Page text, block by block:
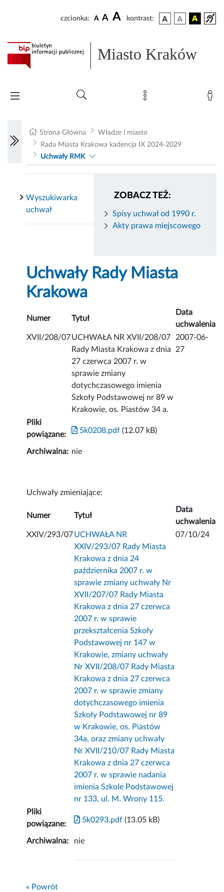
czcionka: A A A kontrast:
Miasto Kraków
Strona Główna
Władze i miasto
Rada Miasta Krakowa kadencja IX 2024-2029
Uchwały RMK
ZOBACZ TEŻ:
Spisy uchwał od 1990 r.
Akty prawa miejscowego
Wyszukiwarka
uchwał
Uchwały Rady Miasta
Krakowa
Numer Tytuł
Data
uchwalenia
XVII/208/07UCHWAŁA NR XVII/208/07
Rady Miasta Krakowa z dnia
27 czerwca 2007 r. w
sprawie zmiany
dotychczasowego imienia
Szkoły Podstawowej nr 89 w
Krakowie, os. Piastów 34 a.
2007-06-
27
Pliki
powiązane:
5k0208.pdf (12.07 kB)
Archiwalna: nie
Uchwały zmieniające:
Numer Tytuł
Data
uchwalenia
XXIV/293/07UCHWAŁA NR
XXIV/293/07 Rady Miasta
Krakowa z dnia 24
października 2007 r. w
sprawie zmiany uchwały Nr
XVII/207/07 Rady Miasta
Krakowa z dnia 27 czerwca
2007 r. w sprawie
przekształcenia Szkoły
Podstawowej nr 147 w
Krakowie, zmiany uchwały
Nr XVII/208/07 Rady Miasta
Krakowa z dnia 27 czerwca
2007 r. w sprawie zmiany
dotychczasowego imienia
Szkoły Podstawowej nr 89
w Krakowie, os. Piastów
34a, oraz zmiany uchwały
Nr XVII/210/07 Rady Miasta
Krakowa z dnia 27 czerwca
2007 r. w sprawie nadania
imienia Szkole Podstawowej
nr 133, ul. M. Wrony 115.
07/10/24
Pliki
powiązane:
5k0293.pdf (13.05 kB)
Archiwalna: nie
« Powrót